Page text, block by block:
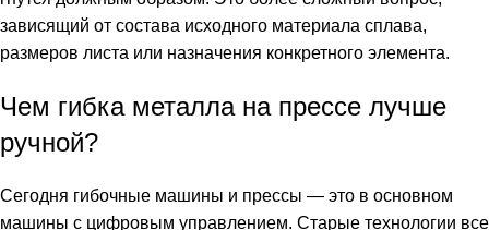
зависящий от состава исходного материала сплава,
размеров листа или назначения конкретного элемента.
Чем гибка металла на прессе лучше
ручной?
Сегодня гибочные машины и прессы — это в основном
машины с цифровым управлением. Старые технологии все